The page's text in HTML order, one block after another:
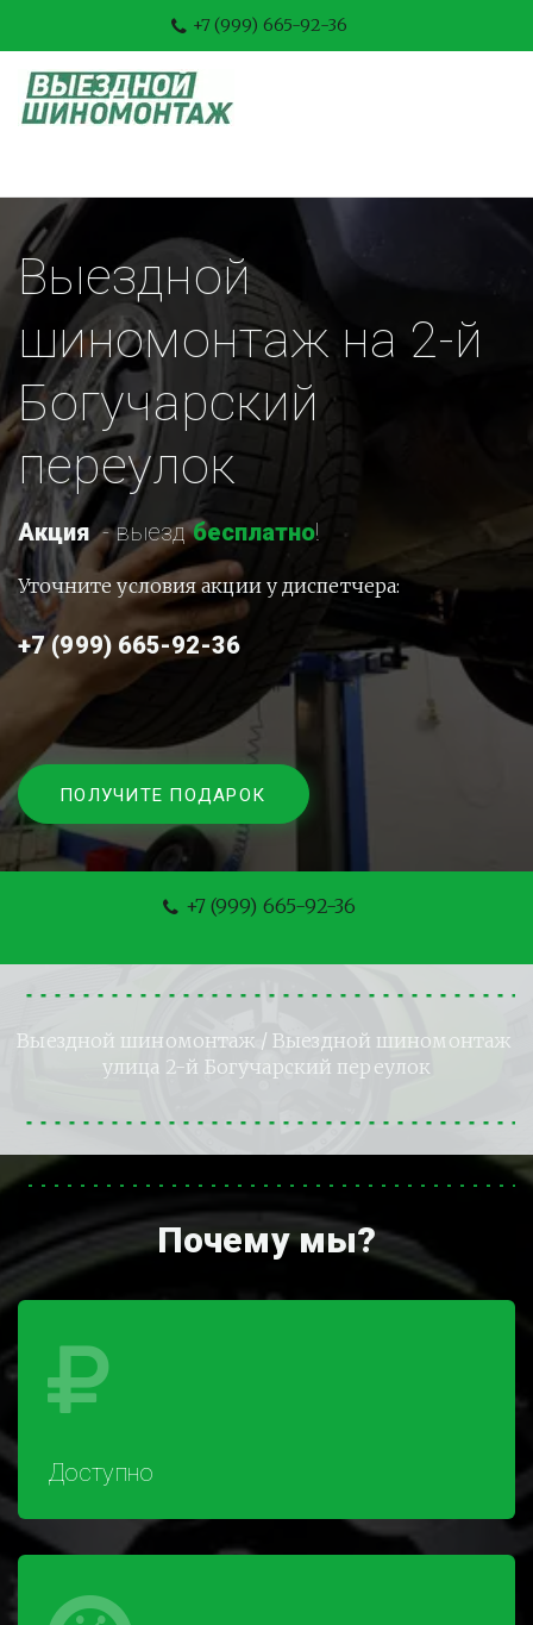
+7 (999) 665-92-36
Выездной
шиномонтаж на 2-й
Богучарский
переулок
Акция - выезд бесплатно!
Уточните условия акции у диспетчера:
+7 (999) 665-92-36
ПОЛУЧИТЕ ПОДАРОК
+7 (999) 665-92-36
Выездной шиномонтаж / Выездной шиномонтаж
улица 2-й Богучарский переулок
Почему мы?
Доступно